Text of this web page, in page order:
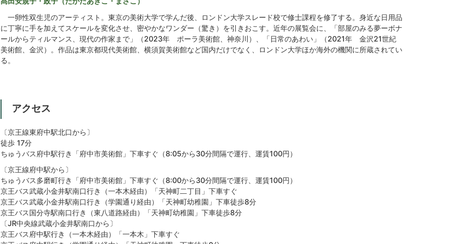
一卵性双生児のアーティスト。東京の美術大学で学んだ後、ロンドン大学スレード校で修士課程を修了する。身近な日用品
に丁寧に手を加えてスケールを変化させ、密やかなワンダー（驚き）を引きおこす。近年の展覧会に、「部屋のみる夢ーボナ
ールからティルマンス、現代の作家まで」（2023年 ポーラ美術館、神奈川）、「日常のあわい」（2021年 金沢21世紀
美術館、金沢）。作品は東京都現代美術館、横須賀美術館など国内だけでなく、ロンドン大学ほか海外の機関に所蔵されてい
る。
アクセス
〔京王線東府中駅北口から〕
徒歩 17分
ちゅうバス府中駅行き「府中市美術館」下車すぐ（8:05から30分間隔で運行、運賃100円）
〔京王線府中駅から〕
ちゅうバス多磨町行き「府中市美術館」下車すぐ（8:00から30分間隔で運行、運賃100円）
京王バス武蔵小金井駅南口行き（一本木経由）「天神町二丁目」下車すぐ
京王バス武蔵小金井駅南口行き（学園通り経由）「天神町幼稚園」下車徒歩8分
京王バス国分寺駅南口行き（東八道路経由）「天神町幼稚園」下車徒歩8分
〔JR中央線武蔵小金井駅南口から〕
京王バス府中駅行き（一本木経由）「一本木」下車すぐ